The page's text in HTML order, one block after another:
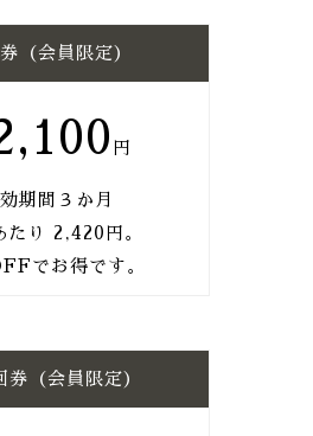
（会員限定）
期間３か月
たり 2,420円。
でお得です。
券（会員限定）